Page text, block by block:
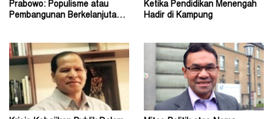
Prabowo: Populisme atau
Pembangunan Berkelanjutan?
Ketika Pendidikan Menengah
Hadir di Kampung